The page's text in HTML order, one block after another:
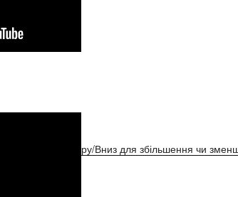
зі стрілками Вгору/Вниз для збільшення чи